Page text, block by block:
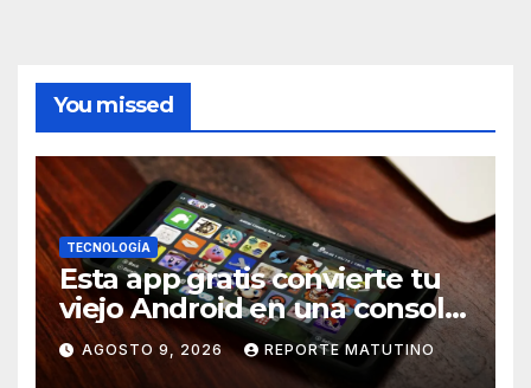
You missed
TECNOLOGÍA
Esta app gratis convierte tu
viejo Android en una consola
retro de videojuegos
AGOSTO 9, 2026 REPORTE MATUTINO